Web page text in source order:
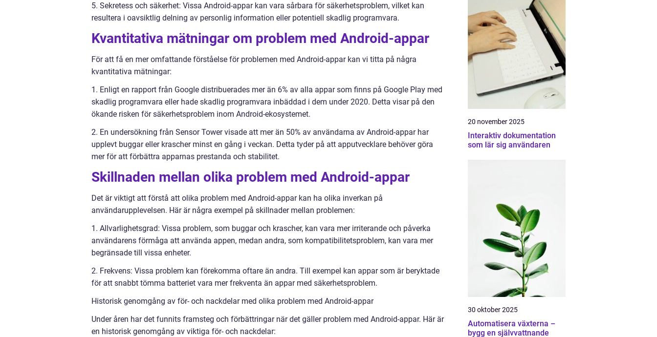
5. Sekretess och säkerhet: Vissa Android-appar kan vara sårbara för säkerhetsproblem, vilket kan
resultera i oavsiktlig delning av personlig information eller potentiell skadlig programvara.
Kvantitativa mätningar om problem med Android-appar
För att få en mer omfattande förståelse för problemen med Android-appar kan vi titta på några
kvantitativa mätningar:
1. Enligt en rapport från Google distribuerades mer än 6% av alla appar som finns på Google Play med
skadlig programvara eller hade skadlig programvara inbäddad i dem under 2020. Detta visar på den
ökande risken för säkerhetsproblem inom Android-ekosystemet.
2. En undersökning från Sensor Tower visade att mer än 50% av användarna av Android-appar har
upplevt buggar eller krascher minst en gång i veckan. Detta tyder på att apputvecklare behöver göra
mer för att förbättra apparnas prestanda och stabilitet.
Skillnaden mellan olika problem med Android-appar
Det är viktigt att förstå att olika problem med Android-appar kan ha olika inverkan på
användarupplevelsen. Här är några exempel på skillnader mellan problemen:
1. Allvarlighetsgrad: Vissa problem, som buggar och krascher, kan vara mer irriterande och påverka
användarens förmåga att använda appen, medan andra, som kompatibilitetsproblem, kan vara mer
begränsade till vissa enheter.
2. Frekvens: Vissa problem kan förekomma oftare än andra. Till exempel kan appar som är beryktade
för att snabbt tömma batteriet vara mer frekventa än appar med säkerhetsproblem.
Historisk genomgång av för- och nackdelar med olika problem med Android-appar
Under åren har det funnits framsteg och förbättringar när det gäller problem med Android-appar. Här är
en historisk genomgång av viktiga för- och nackdelar:
20 november 2025
Interaktiv dokumentation
som lär sig användaren
30 oktober 2025
Automatisera växterna –
bygg en självvattnande